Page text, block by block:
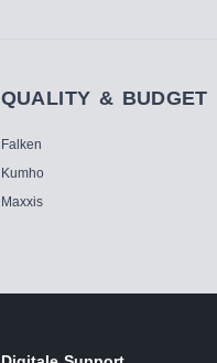
QUALITY & BUDGET
Falken
Kumho
Maxxis